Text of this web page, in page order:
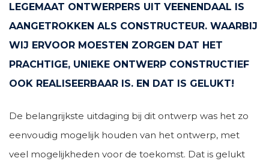
LEGEMAAT ONTWERPERS UIT VEENENDAAL IS
AANGETROKKEN ALS CONSTRUCTEUR. WAARBIJ
WIJ ERVOOR MOESTEN ZORGEN DAT HET
PRACHTIGE, UNIEKE ONTWERP CONSTRUCTIEF
OOK REALISEERBAAR IS. EN DAT IS GELUKT!
De belangrijkste uitdaging bij dit ontwerp was het zo
eenvoudig mogelijk houden van het ontwerp, met
veel mogelijkheden voor de toekomst. Dat is gelukt